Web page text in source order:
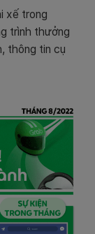
xế trong
trình thưởng
thông tin cụ